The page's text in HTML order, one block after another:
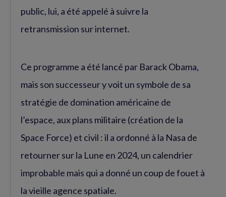
public, lui, a été appelé à suivre la
retransmission sur internet.
Ce programme a été lancé par Barack Obama,
mais son successeur y voit un symbole de sa
stratégie de domination américaine de
l’espace, aux plans militaire (création de la
Space Force) et civil : il a ordonné à la Nasa de
retourner sur la Lune en 2024, un calendrier
improbable mais qui a donné un coup de fouet à
la vieille agence spatiale.